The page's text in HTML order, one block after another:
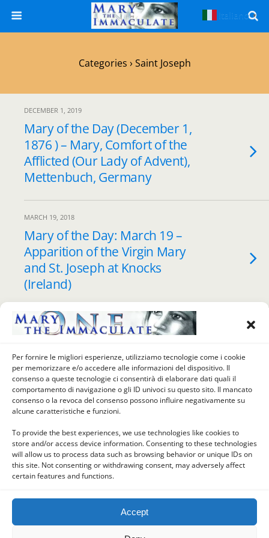
Per fornire le migliori esperienze, utilizziamo tecnologie come i cookie
per memorizzare e/o accedere alle informazioni del dispositivo. Il
consenso a queste tecnologie ci consentirà di elaborare dati quali il
comportamento di navigazione o gli ID univoci su questo sito. Il mancato
consenso o la revoca del consenso possono influire negativamente su
alcune caratteristiche e funzioni.
To provide the best experiences, we use technologies like cookies to
store and/or access device information. Consenting to these technologies
will allow us to process data such as browsing behavior or unique IDs on
this site. Not consenting or withdrawing consent, may adversely affect
certain features and functions.
Accept
Categories › Saint Joseph
DECEMBER 1, 2019
Mary of the Day (December 1,
1876 ) – Mary, Comfort of the
Afflicted (Our Lady of Advent),
Mettenbuch, Germany
MARCH 19, 2018
Mary of the Day: March 19 –
Apparition of the Virgin Mary
and St. Joseph at Knocks
(Ireland)
MARCH 18, 2018
Apparition of Our Lady of
Grace and St. Joseph a
Cotignac (France)
Back to top
Mobile
Italiano ▼